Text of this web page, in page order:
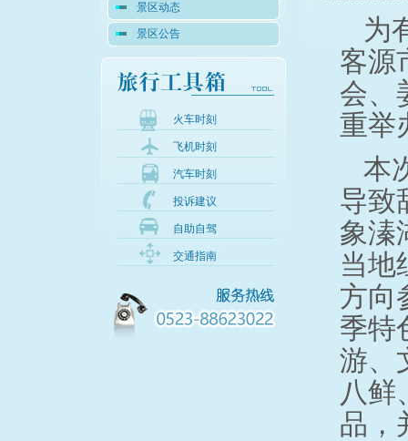
景区动态
景区公告
火车时刻
飞机时刻
汽车时刻
投诉建议
自助自驾
交通指南
为
客源
会、
重举
本
导致
象溱
当地
方向
季特
游
八
品，